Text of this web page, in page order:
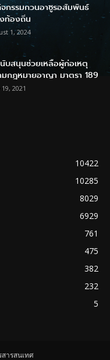
กรรมกวนอาซูรอสัมพันธ์
ท้องถิ่น
1, 2024
บสนุนช่วยเหลือผู้ก่อเหตุ
กฎหมายอาญา มาตรา 189
2021
10422
10285
8029
6929
761
475
382
232
5
ารสนเทศ